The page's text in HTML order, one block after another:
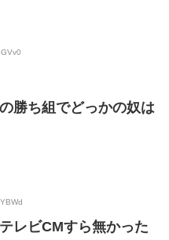
勝ち組でどっかの奴は
レビCMすら無かった